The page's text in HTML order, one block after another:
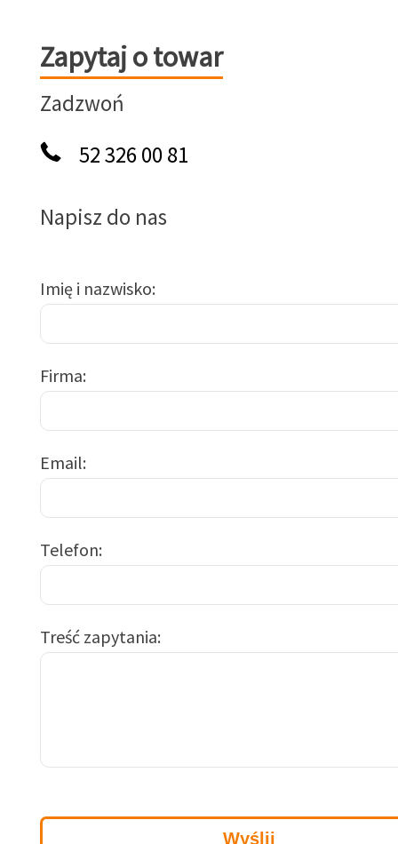
Zapytaj o towar
Zapytaj o towar
Zadzwoń
52 326 00 81
Napisz do nas
Imię i nazwisko
Firma
Email
Telefon
Treść zapytania